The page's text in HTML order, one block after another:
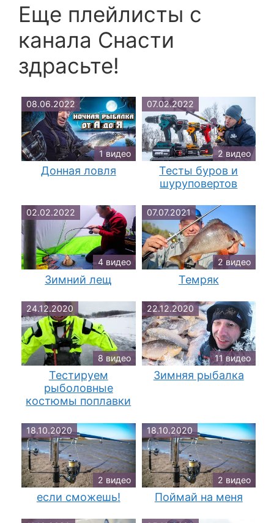
Еще плейлисты c
канала Снасти
здрасьте!
08.06.2022
1 видео
Донная ловля
07.02.2022
2 видео
Тесты буров и
шуруповертов
02.02.2022
4 видео
Зимний лещ
07.07.2021
2 видео
Темряк
24.12.2020
8 видео
Тестируем
рыболовные
костюмы поплавки
22.12.2020
11 видео
Зимняя рыбалка
18.10.2020
2 видео
если сможешь!
18.10.2020
2 видео
Поймай на меня